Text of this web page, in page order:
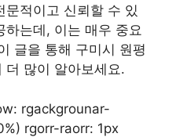
문적이고 신뢰할 수 있
하는데, 이는 매우 중요
글을 통해 구미시 원평
더 많이 알아보세요.
rgackgrounar-
rgorr-raorr: 1px